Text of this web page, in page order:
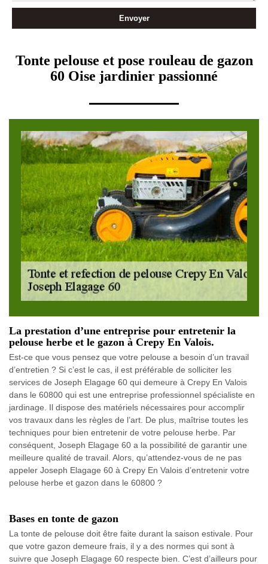
Tonte pelouse et pose rouleau de gazon
60 Oise jardinier passionné
La prestation d’une entreprise pour entretenir la
pelouse herbe et le gazon à Crepy En Valois.
Est-ce que vous pensez que votre pelouse a besoin d’un travail
d’entretien ? Si c’est le cas, il est préférable de solliciter les
services de Joseph Elagage 60 qui demeure à Crepy En Valois
dans le 60800 qui est une entreprise professionnel spécialiste en
jardinage. Il dispose des matériels nécessaires pour accomplir
vos travaux dans les règles de l’art. De plus, maîtrise toutes les
techniques pour bien entretenir de votre pelouse herbe. Par
conséquent, Joseph Elagage 60 a la possibilité de garantir une
meilleure qualité de travail. Alors, qu’attendez-vous de ne pas
appeler Joseph Elagage 60 à Crepy En Valois d’entretenir votre
pelouse herbe et gazon dans le 60800 ?
Bases en tonte de gazon
La tonte de pelouse doit être faite durant la saison estivale. Pour
que votre gazon demeure frais, il y a des normes qui sont à
suivre que Joseph Elagage 60 respecte bien. C’est d’ailleurs pour